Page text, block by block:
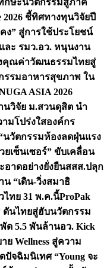
กษะนวัตกรรมสู่ภาค
2026 ชี้ทิศทางทุนวิจัยปี
ง” สู่การใช้ประโยชน์
ละ รมว.อว. หนุนงาน
คุณค่าวัฒนธรรมไทยสู่
รรมอาหารสุขภาพ ใน
ASIA 2026
นวิจัย ม.สวนดุสิต นำ
ามโปร่งใสองค์กร
วัตกรรมห้องลดฝุ่นแรง
เซ็นเซอร์” ขับเคลื่อน
อาดอย่างยั่งยืนสสส.ปลุก
น “เดิน-วิ่งสมาธิ
ไทย 31 พ.ค.นี้ProPak
ดันไทยสู่ฮับนวัตกรรม
ด 5.5 พันล้านอว. Kick
ย Wellness สู่ความ
จฉิมนิเทศ “Young จะ